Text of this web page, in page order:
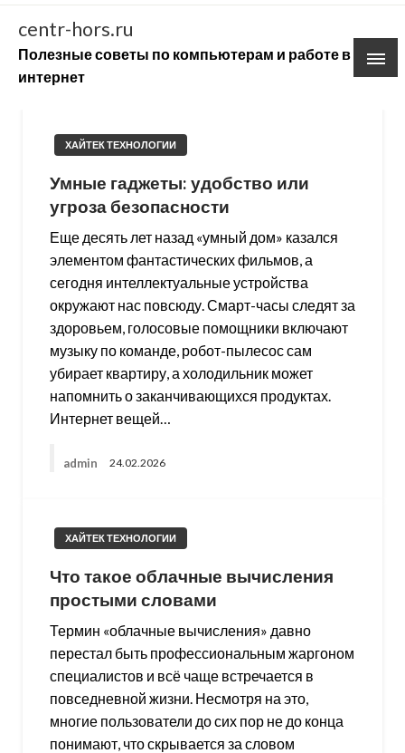
Skip
content
centr-hors.ru
Полезные советы по компьютерам и работе в
интернет
ХАЙТЕК ТЕХНОЛОГИИ
Умные гаджеты: удобство или
угроза безопасности
Еще десять лет назад «умный дом» казался
элементом фантастических фильмов, а
сегодня интеллектуальные устройства
окружают нас повсюду. Смарт-часы следят за
здоровьем, голосовые помощники включают
музыку по команде, робот-пылесос сам
убирает квартиру, а холодильник может
напомнить о заканчивающихся продуктах.
Интернет вещей…
admin 24.02.2026
ХАЙТЕК ТЕХНОЛОГИИ
Что такое облачные вычисления
простыми словами
Термин «облачные вычисления» давно
перестал быть профессиональным жаргоном
специалистов и всё чаще встречается в
повседневной жизни. Несмотря на это,
многие пользователи до сих пор не до конца
понимают, что скрывается за словом